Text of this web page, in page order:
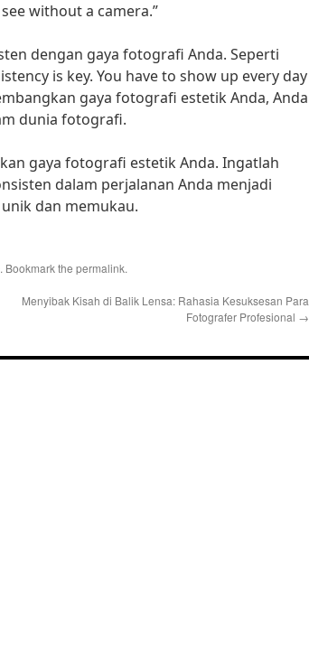
without a camera.”
dengan gaya fotografi Anda. Seperti
is key. You have to show up every day
gaya fotografi estetik Anda, Anda
dunia fotografi.
gaya fotografi estetik Anda. Ingatlah
dalam perjalanan Anda menjadi
dan memukau.
. Bookmark the permalink.
Menyibak Kisah di Balik Lensa: Rahasia Kesuksesan Para
Fotografer Profesional →